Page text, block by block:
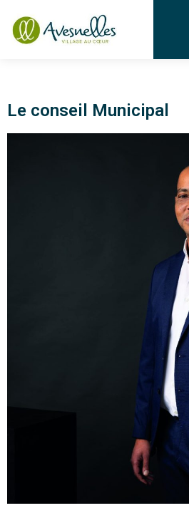
Le conseil Municipal